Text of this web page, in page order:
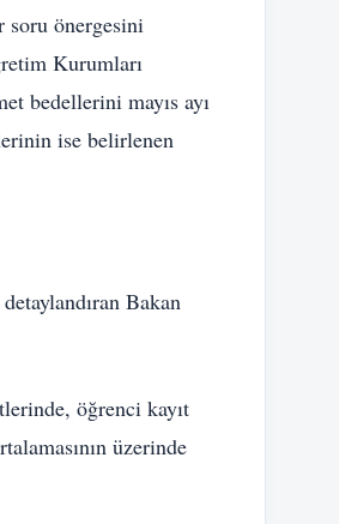
soru önergesini
Kurumları
bedellerini mayıs ayı
ise belirlenen
Bakan
öğrenci kayıt
üzerinde